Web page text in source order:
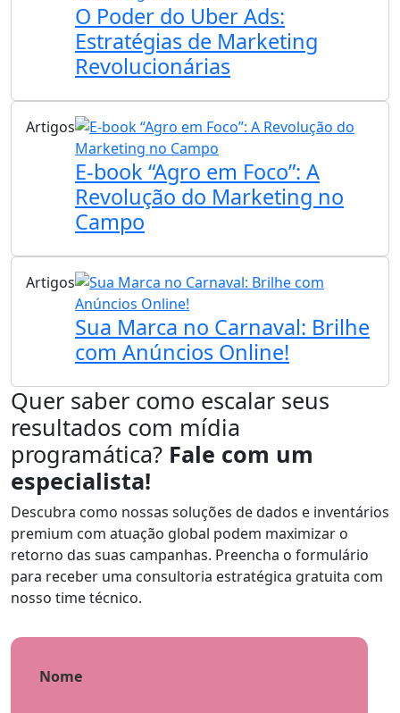
O Poder do Uber Ads:
Estratégias de Marketing
Revolucionárias
Artigos
E-book “Agro em Foco”: A
Revolução do Marketing no
Campo
Artigos
Sua Marca no Carnaval: Brilhe
com Anúncios Online!
Quer saber como escalar seus
resultados com mídia
programática? Fale com um
especialista!
Descubra como nossas soluções de dados e inventários
premium com atuação global podem maximizar o
retorno das suas campanhas. Preencha o formulário
para receber uma consultoria estratégica gratuita com
nosso time técnico.
Nome